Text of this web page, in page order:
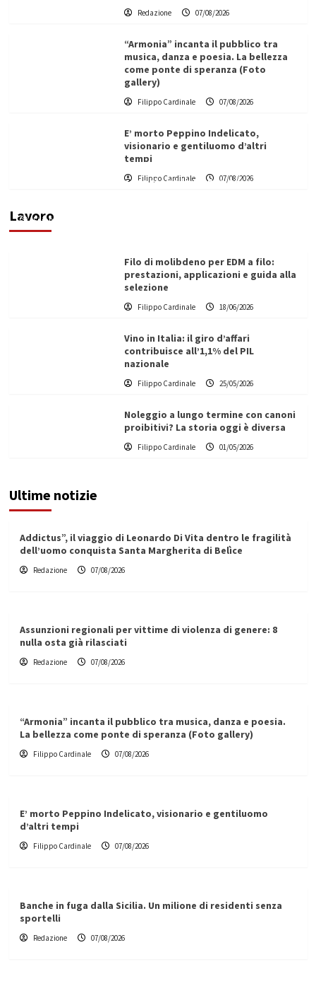
Redazione 07/08/2026
“Armonia” incanta il pubblico tra
musica, danza e poesia. La bellezza
come ponte di speranza (Foto
gallery)
Filippo Cardinale 07/08/2026
E’ morto Peppino Indelicato,
visionario e gentiluomo d’altri
tempi
Filippo Cardinale 07/08/2026
Lavoro
L’ingegnere saccense Buscarnera partner chiave
di un progetto transnazionale per la transizione
Filippo Cardinale
Filo di molibdeno per EDM a filo:
prestazioni, applicazioni e guida alla
selezione
Filippo Cardinale 18/06/2026
Vino in Italia: il giro d’affari
contribuisce all’1,1% del PIL
nazionale
Filippo Cardinale 25/05/2026
Noleggio a lungo termine con canoni
proibitivi? La storia oggi è diversa
Filippo Cardinale 01/05/2026
Ultime notizie
Addictus”, il viaggio di Leonardo Di Vita dentro le fragilità
dell’uomo conquista Santa Margherita di Belìce
Redazione 07/08/2026
Assunzioni regionali per vittime di violenza di genere: 8
nulla osta già rilasciati
Redazione 07/08/2026
“Armonia” incanta il pubblico tra musica, danza e poesia.
La bellezza come ponte di speranza (Foto gallery)
Filippo Cardinale 07/08/2026
E’ morto Peppino Indelicato, visionario e gentiluomo
d’altri tempi
Filippo Cardinale 07/08/2026
Banche in fuga dalla Sicilia. Un milione di residenti senza
sportelli
Redazione 07/08/2026